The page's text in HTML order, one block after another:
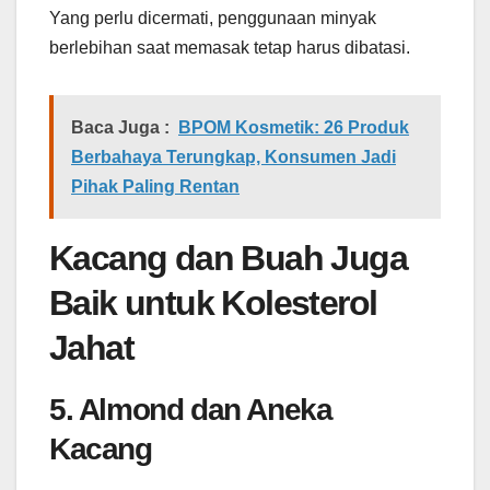
Yang perlu dicermati, penggunaan minyak
berlebihan saat memasak tetap harus dibatasi.
Baca Juga :
BPOM Kosmetik: 26 Produk
Berbahaya Terungkap, Konsumen Jadi
Pihak Paling Rentan
Kacang dan Buah Juga
Baik untuk Kolesterol
Jahat
5. Almond dan Aneka
Kacang